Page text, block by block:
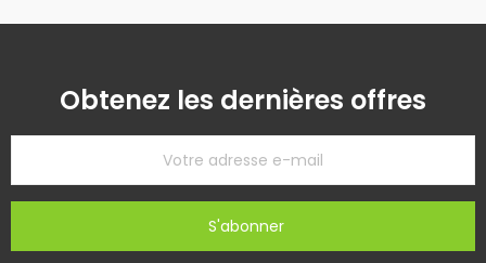
Obtenez les dernières offres
S'abonner